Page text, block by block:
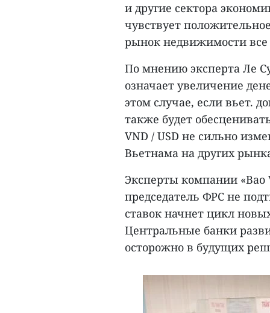
и другие сектора
чувствует
рынок недвижимости все
По мнению эксперта Ле
означает увеличение
этом случае, если вьет.
также будет
VND / USD не сильно
Вьетнама на других
Эксперты компании «Bao
председатель ФРС не
ставок начнет цикл
Центральные банки
осторожно в будущих